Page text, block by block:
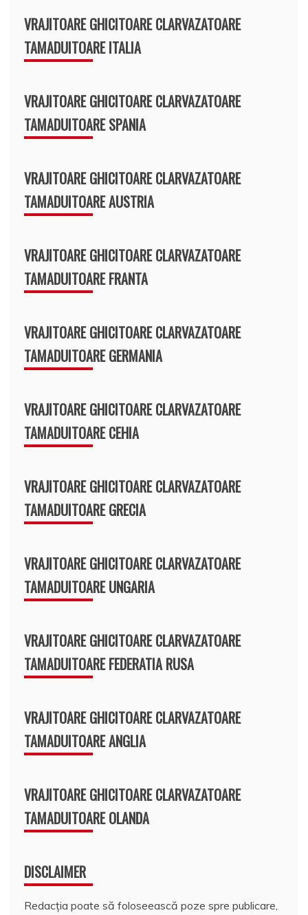
VRAJITOARE GHICITOARE CLARVAZATOARE
TAMADUITOARE ITALIA
VRAJITOARE GHICITOARE CLARVAZATOARE
TAMADUITOARE SPANIA
VRAJITOARE GHICITOARE CLARVAZATOARE
TAMADUITOARE AUSTRIA
VRAJITOARE GHICITOARE CLARVAZATOARE
TAMADUITOARE FRANTA
VRAJITOARE GHICITOARE CLARVAZATOARE
TAMADUITOARE GERMANIA
VRAJITOARE GHICITOARE CLARVAZATOARE
TAMADUITOARE CEHIA
VRAJITOARE GHICITOARE CLARVAZATOARE
TAMADUITOARE GRECIA
VRAJITOARE GHICITOARE CLARVAZATOARE
TAMADUITOARE UNGARIA
VRAJITOARE GHICITOARE CLARVAZATOARE
TAMADUITOARE FEDERATIA RUSA
VRAJITOARE GHICITOARE CLARVAZATOARE
TAMADUITOARE ANGLIA
VRAJITOARE GHICITOARE CLARVAZATOARE
TAMADUITOARE OLANDA
DISCLAIMER
Redacția poate să foloseească poze spre publicare,